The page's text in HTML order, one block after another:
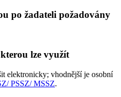
po žadateli požadovány
lze využít
elektronicky; vhodnější je osobní
PSSZ/ MSSZ.